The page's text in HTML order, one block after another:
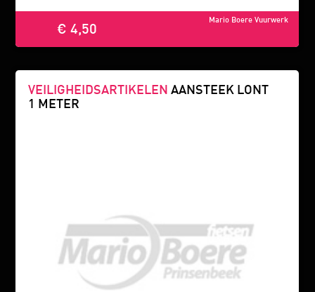
Mario Boere Vuurwerk
€ 4,50
VEILIGHEIDSARTIKELEN AANSTEEK LONT
1 METER